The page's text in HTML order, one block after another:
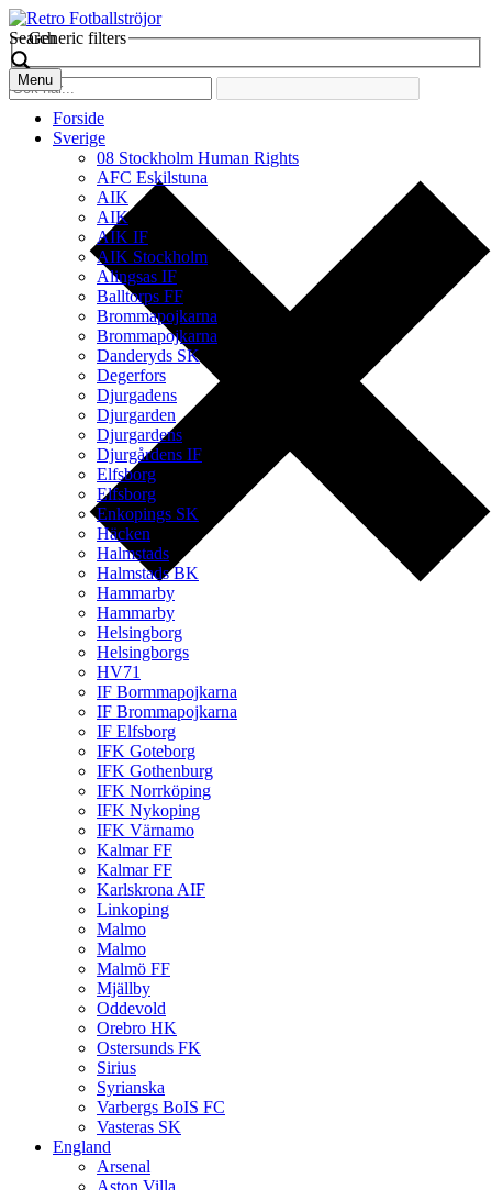
Search
Generic filters
Menu
Forside
Sverige
08 Stockholm Human Rights
AFC Eskilstuna
AIK
AIK
AIK IF
AIK Stockholm
Alingsas IF
Balltorps FF
Brommapojkarna
Brommapojkarna
Danderyds SK
Degerfors
Djurgadens
Djurgarden
Djurgardens
Djurgårdens IF
Elfsborg
Elfsborg
Enkopings SK
Häcken
Halmstads
Halmstads BK
Hammarby
Hammarby
Helsingborg
Helsingborgs
HV71
IF Bormmapojkarna
IF Brommapojkarna
IF Elfsborg
IFK Goteborg
IFK Gothenburg
IFK Norrköping
IFK Nykoping
IFK Värnamo
Kalmar FF
Kalmar FF
Karlskrona AIF
Linkoping
Malmo
Malmo
Malmö FF
Mjällby
Oddevold
Orebro HK
Ostersunds FK
Sirius
Syrianska
Varbergs BoIS FC
Vasteras SK
England
Arsenal
Aston Villa